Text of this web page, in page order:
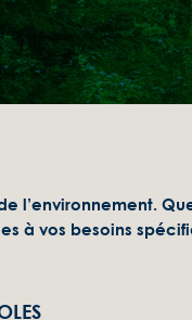
l’environnement .
à vos besoins